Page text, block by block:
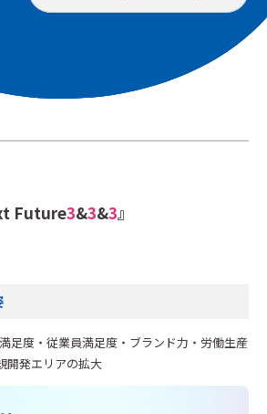
Future3&3&3』
足度・従業員満足度・ブランド力・労働生産
開発エリアの拡大